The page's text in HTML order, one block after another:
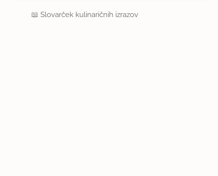
📖Slovarček kulinaričnih izrazov